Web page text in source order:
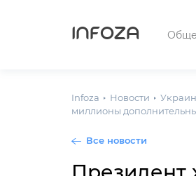
INFOZA
Infoza Новости
миллионы
Все новости